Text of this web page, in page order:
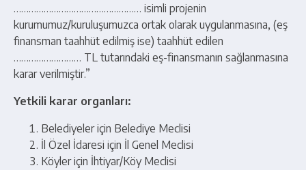
…………………………………………… isimli projenin
kurumumuz/kuruluşumuzca ortak olarak uygulanmasına, (eş
finansman taahhüt edilmiş ise) taahhüt edilen
……………………… TL tutarındaki eş-finansmanın sağlanmasına
karar verilmiştir.”
Yetkili karar organları:
Belediyeler için Belediye Meclisi
İl Özel İdaresi için İl Genel Meclisi
Köyler için İhtiyar/Köy Meclisi